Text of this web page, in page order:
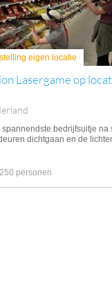
eigen locatie
Lasergame op
spannendste bedrijfsuitje na
dichtgaan en de
personen